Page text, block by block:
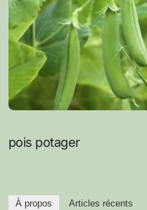
pois potager
À propos Articles récents